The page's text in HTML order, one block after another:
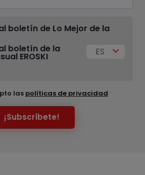
boletín de Lo Mejor de la
boletín de la
EROSKI ES
las políticas de privacidad
¡Subscríbete!